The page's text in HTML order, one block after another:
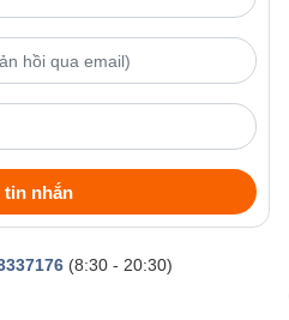
nhắn
(8:30 - 20:30)